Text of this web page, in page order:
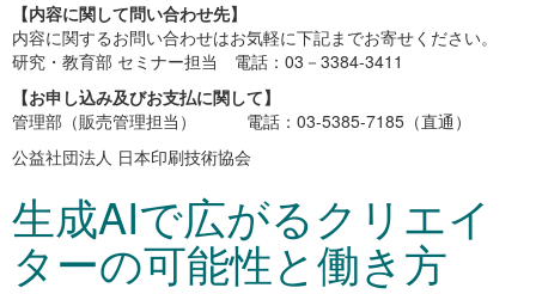
【内容に関して問い合わせ先】
内容に関するお問い合わせはお気軽に下記までお寄せください。
研究・教育部 セミナー担当 電話：03－3384-3411
【お申し込み及びお支払に関して】
管理部（販売管理担当） 電話：03-5385-7185（直通）
公益社団法人 日本印刷技術協会
生成AIで広がるクリエイ
ターの可能性と働き方